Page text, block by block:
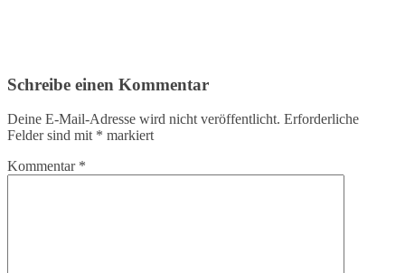
Schreibe einen Kommentar
Deine E-Mail-Adresse wird nicht veröffentlicht. Erforderliche
Felder sind mit * markiert
Kommentar *